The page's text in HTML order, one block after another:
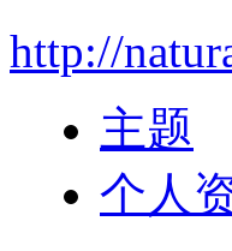
http://
主题
个人